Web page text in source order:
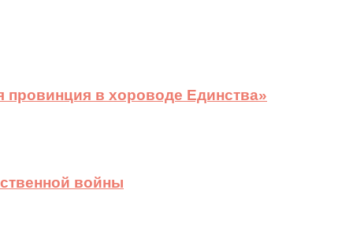
в хороводе Единства»
войны